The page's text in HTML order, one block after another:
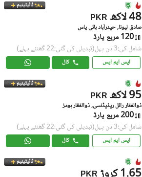
ٹائیٹینیم
PKR 48 لاکھ
صادق لیونا, حیدرآباد بائی پاس
120 مربع یارڈ
شامل کی:3 دن پہل (تبدیلی کی گئی:22 گھنٹے پہلے)
ایس ایم ایس کال
ٹائیٹینیم
PKR 95 لاکھ
ذوالفقار رائل ریذیڈنسی, ذوالفقار ہومز
200 مربع یارڈ
شامل کی:3 دن پہل (تبدیلی کی گئی:22 گھنٹے پہلے)
ایس ایم ایس کال
ٹائیٹینیم